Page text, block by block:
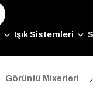
Işık Sistemleri
Görüntü Mixerleri